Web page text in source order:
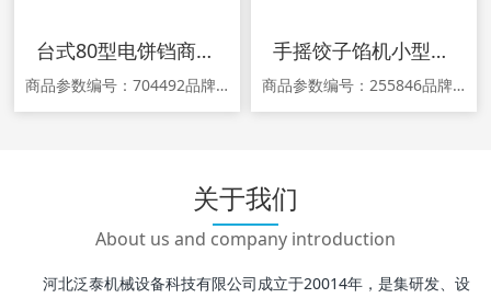
台式80型电饼铛商用双面加热烙饼机烤饼酱香饼煎饼千层饼机电饼档
商品参数编号：704492品牌：老技工型号：yxd80产地：中国大陆省份：浙江省地市：温州市饼铛类型：烤饼机采购地：中国大陆保修期：12个月商品详情 1.关于产品宣传，由于新广告法规定不得采用夸大宣传，故本商城已针对在售产品的广告宜传完成排查整改，若尚有不妥之处敬请提示。关于此类问题发生的纠纷不作为赔偿理由，可支持退
手摇饺子馅机小型捣碎菜机搅搅拌厨房榨菜碎家用机器
商品参数编号：255846品牌：PAMPAS/潘帕斯颜色分类：2.5L豪华五刀侧摇(送一套刀片) 2.5L豪华五刀上摇(送一套刀片) 1.5L电动绞肉机 红色 2L电动绞肉机 1.5L电动绞肉机 蓝色 1.5L红色加厚送一套刀片饺子器 1.5L四刀片普通款货号：157329708544041商品详情 结尾补充字数1.
关于我们
About us and company introduction
河北泛泰机械设备科技有限公司成立于20014年，是集研发、设